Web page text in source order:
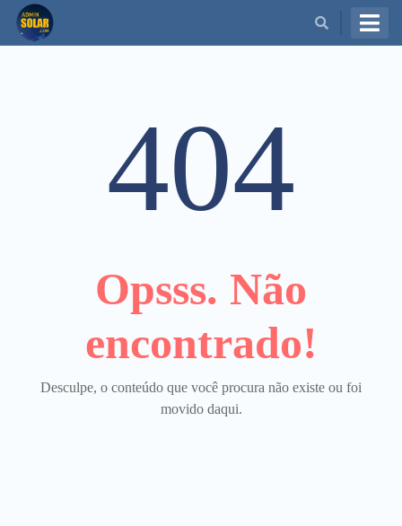
404
Opsss. Não
encontrado!
Desculpe, o conteúdo que você procura não existe ou foi
movido daqui.